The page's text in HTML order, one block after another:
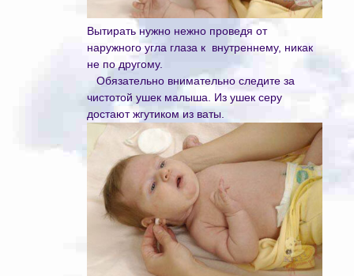
Вытирать нужно нежно проведя от
наружного угла глаза к внутреннему, никак
не по другому.
Обязательно внимательно следите за
чистотой ушек малыша. Из ушек серу
достают жгутиком из ваты.